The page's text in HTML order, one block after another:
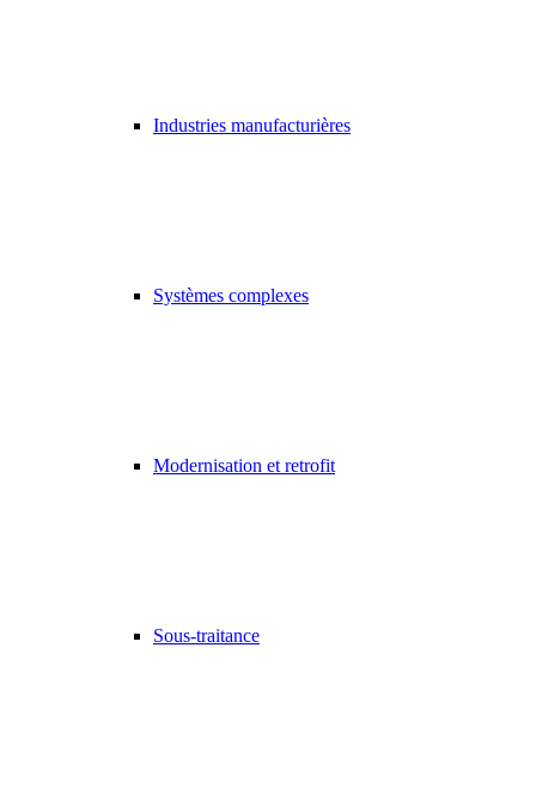
Industries manufacturières
Systèmes complexes
Modernisation et retrofit
Sous-traitance